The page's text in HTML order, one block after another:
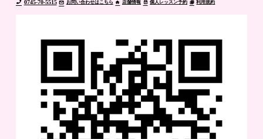
0745-70-5515 お問い合わせはこちら 店舗情報 個人レッスン予約 利用規約